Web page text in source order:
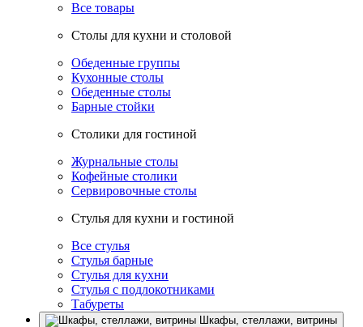
Все товары
Столы для кухни и столовой
Обеденные группы
Кухонные столы
Обеденные столы
Барные стойки
Столики для гостиной
Журнальные столы
Кофейные столики
Сервировочные столы
Стулья для кухни и гостиной
Все стулья
Стулья барные
Стулья для кухни
Стулья с подлокотниками
Табуреты
Шкафы, стеллажи, витрины